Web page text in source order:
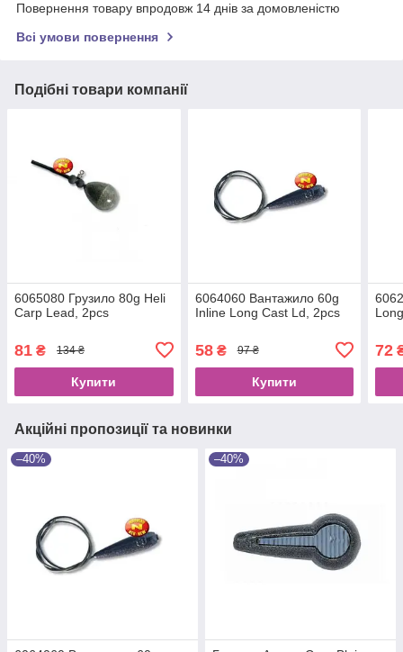
Повернення товару впродовж 14 днів за домовленістю
Всі умови повернення
Подібні товари компанії
6065080 Грузило 80g Heli
Carp Lead, 2pcs
81 ₴ 134 ₴
Купити
6064060 Вантажило 60g
Inline Long Cast Ld, 2pcs
58₴ 97 ₴
Купити
72
Акційні пропозиції та новинки
–40% –40%